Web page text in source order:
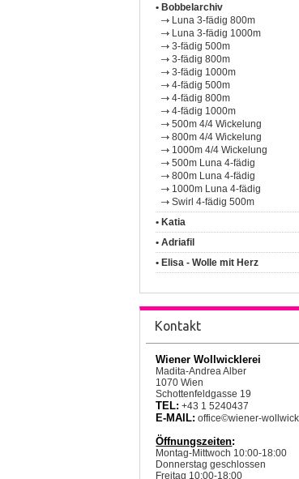
• Bobbelarchiv
Luna 3-fädig 800m
Luna 3-fädig 1000m
3-fädig 500m
3-fädig 800m
3-fädig 1000m
4-fädig 500m
4-fädig 800m
4-fädig 1000m
500m 4/4 Wickelung
800m 4/4 Wickelung
1000m 4/4 Wickelung
500m Luna 4-fädig
800m Luna 4-fädig
1000m Luna 4-fädig
Swirl 4-fädig 500m
• Katia
• Adriafil
• Elisa - Wolle mit Herz
Kontakt
Wiener Wollwicklerei
Madita-Andrea Alber
1070 Wien
Schottenfeldgasse 19
TEL: +43 1 5240437
E-MAIL: office©wiener-
Öffnungszeiten:
Montag-Mittwoch 10:00-18:00
Donnerstag geschlossen
Freitag 10:00-18:00